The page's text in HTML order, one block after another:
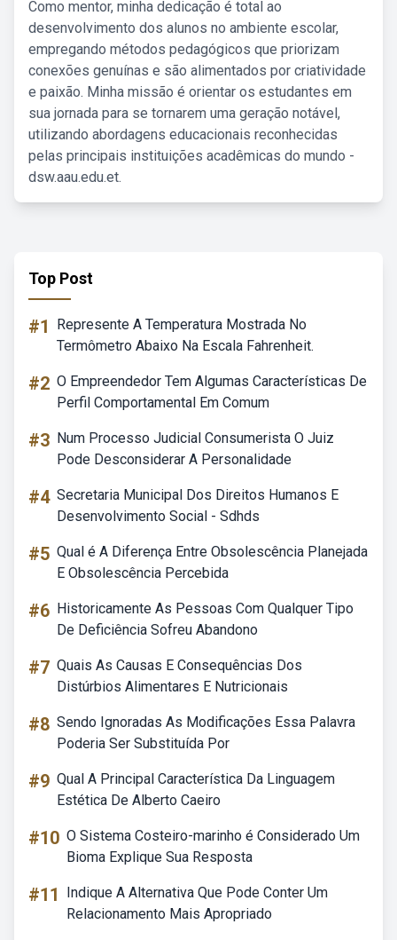
Como mentor, minha dedicação é total ao
desenvolvimento dos alunos no ambiente escolar,
empregando métodos pedagógicos que priorizam
conexões genuínas e são alimentados por criatividade
e paixão. Minha missão é orientar os estudantes em
sua jornada para se tornarem uma geração notável,
utilizando abordagens educacionais reconhecidas
pelas principais instituições acadêmicas do mundo -
dsw.aau.edu.et.
Top Post
#1
Represente A Temperatura Mostrada No
Termômetro Abaixo Na Escala Fahrenheit.
#2 O Empreendedor Tem Algumas Características De
Perfil Comportamental Em Comum
#3 Num Processo Judicial Consumerista O Juiz
Pode Desconsiderar A Personalidade
#4 Secretaria Municipal Dos Direitos Humanos E
Desenvolvimento Social - Sdhds
#5 Qual é A Diferença Entre Obsolescência Planejada
E Obsolescência Percebida
#6 Historicamente As Pessoas Com Qualquer Tipo
De Deficiência Sofreu Abandono
#7 Quais As Causas E Consequências Dos
Distúrbios Alimentares E Nutricionais
#8 Sendo Ignoradas As Modificações Essa Palavra
Poderia Ser Substituída Por
#9 Qual A Principal Característica Da Linguagem
Estética De Alberto Caeiro
#10 O Sistema Costeiro-marinho é Considerado Um
Bioma Explique Sua Resposta
#11
Indique A Alternativa Que Pode Conter Um
Relacionamento Mais Apropriado